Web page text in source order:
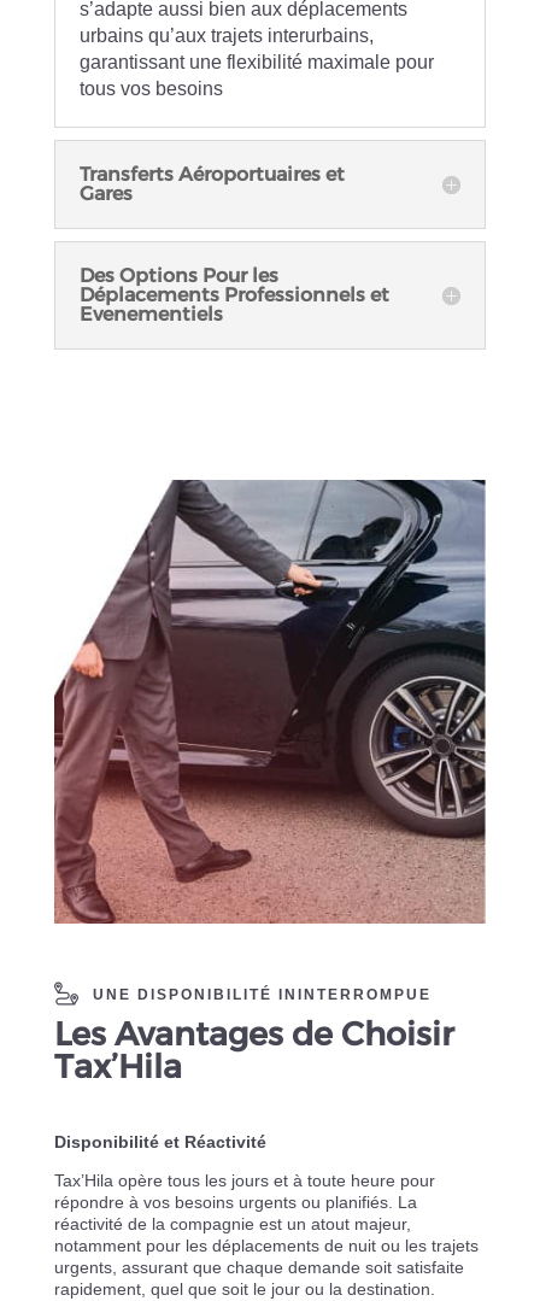
s’adapte aussi bien aux déplacements
urbains qu’aux trajets interurbains,
garantissant une flexibilité maximale pour
tous vos besoins
Transferts Aéroportuaires et
Gares
Des Options Pour les
Déplacements Professionnels et
Evenementiels
UNE DISPONIBILITÉ ININTERROMPUE
Les Avantages de Choisir
Tax’Hila
Disponibilité et Réactivité
Tax’Hila opère tous les jours et à toute heure pour
répondre à vos besoins urgents ou planifiés. La
réactivité de la compagnie est un atout majeur,
notamment pour les déplacements de nuit ou les trajets
urgents, assurant que chaque demande soit satisfaite
rapidement, quel que soit le jour ou la destination.